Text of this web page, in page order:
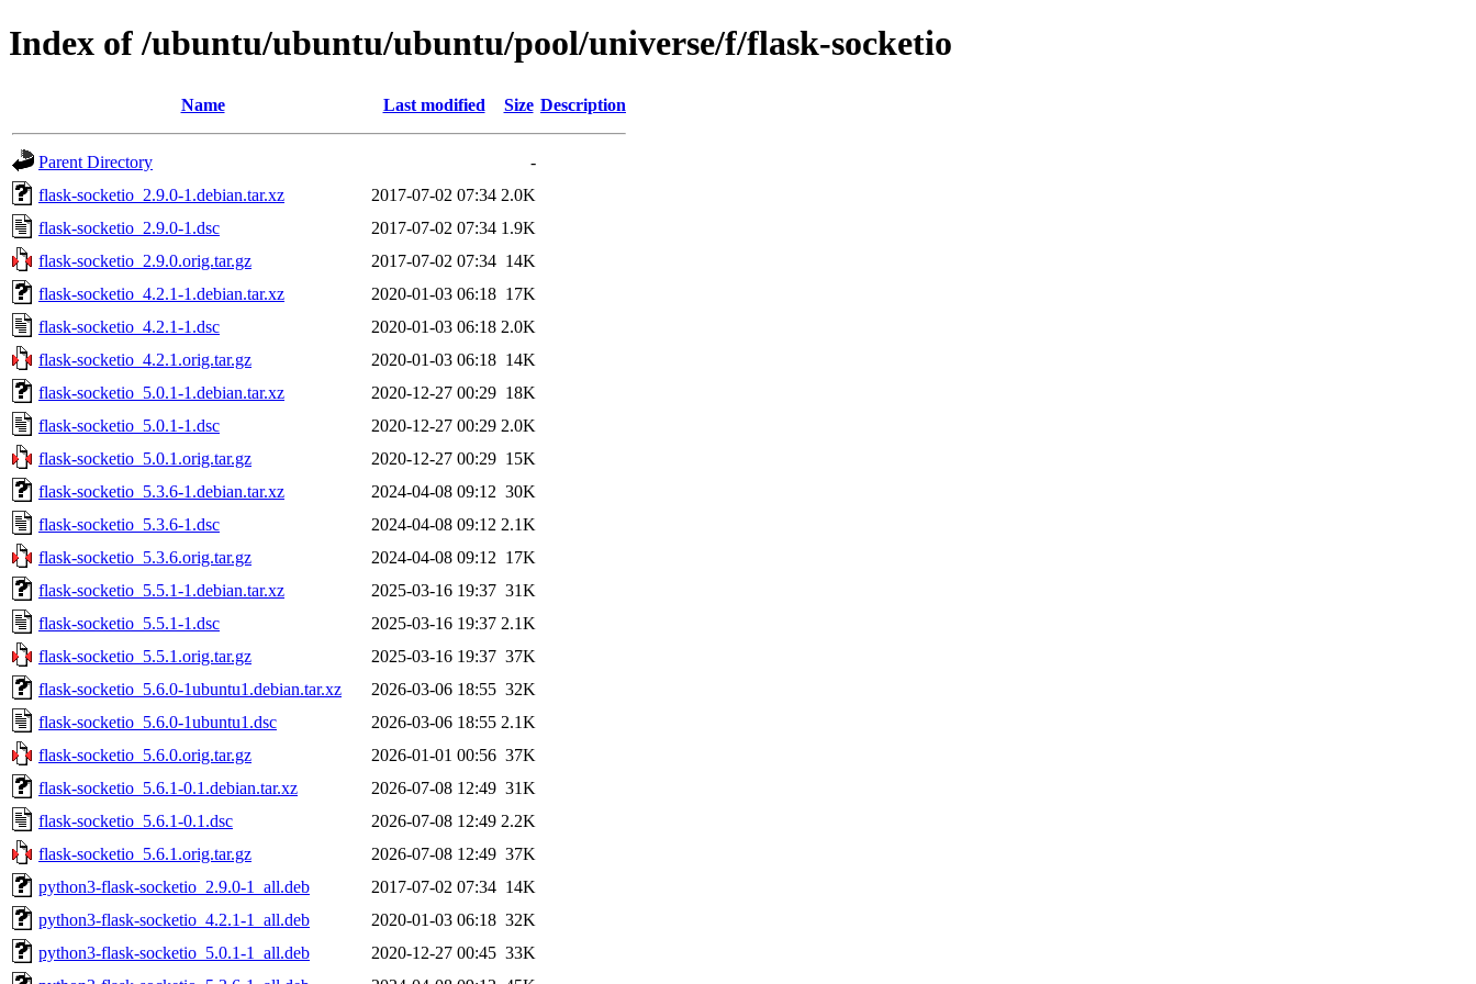
Index of /ubuntu/ubuntu/ubuntu/pool/universe/f/flask-socketio
Name Last modified Size Description
Parent Directory
-
flask-socketio_2.9.0-1.debian.tar.xz
2017-07-02 07:34 2.0K
flask-socketio_2.9.0-1.dsc
2017-07-02 07:34 1.9K
flask-socketio_2.9.0.orig.tar.gz
2017-07-02 07:34 14K
flask-socketio_4.2.1-1.debian.tar.xz
2020-01-03 06:18 17K
flask-socketio_4.2.1-1.dsc
2020-01-03 06:18 2.0K
flask-socketio_4.2.1.orig.tar.gz
2020-01-03 06:18 14K
flask-socketio_5.0.1-1.debian.tar.xz
2020-12-27 00:29 18K
flask-socketio_5.0.1-1.dsc
2020-12-27 00:29 2.0K
flask-socketio_5.0.1.orig.tar.gz
2020-12-27 00:29 15K
flask-socketio_5.3.6-1.debian.tar.xz
2024-04-08 09:12 30K
flask-socketio_5.3.6-1.dsc
2024-04-08 09:12 2.1K
flask-socketio_5.3.6.orig.tar.gz
2024-04-08 09:12 17K
flask-socketio_5.5.1-1.debian.tar.xz
2025-03-16 19:37 31K
flask-socketio_5.5.1-1.dsc
2025-03-16 19:37 2.1K
flask-socketio_5.5.1.orig.tar.gz
2025-03-16 19:37 37K
flask-socketio_5.6.0-1ubuntu1.debian.tar.xz
2026-03-06 18:55 32K
flask-socketio_5.6.0-1ubuntu1.dsc
2026-03-06 18:55 2.1K
flask-socketio_5.6.0.orig.tar.gz
2026-01-01 00:56 37K
flask-socketio_5.6.1-0.1.debian.tar.xz
2026-07-08 12:49 31K
flask-socketio_5.6.1-0.1.dsc
2026-07-08 12:49 2.2K
flask-socketio_5.6.1.orig.tar.gz
2026-07-08 12:49 37K
python3-flask-socketio_2.9.0-1_all.deb
2017-07-02 07:34 14K
python3-flask-socketio_4.2.1-1_all.deb
2020-01-03 06:18 32K
python3-flask-socketio_5.0.1-1_all.deb
2020-12-27 00:45 33K